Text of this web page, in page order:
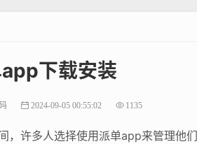
下载安装
2024-09-05 00:55:02 1135
许多人选择使用派单app来管理他